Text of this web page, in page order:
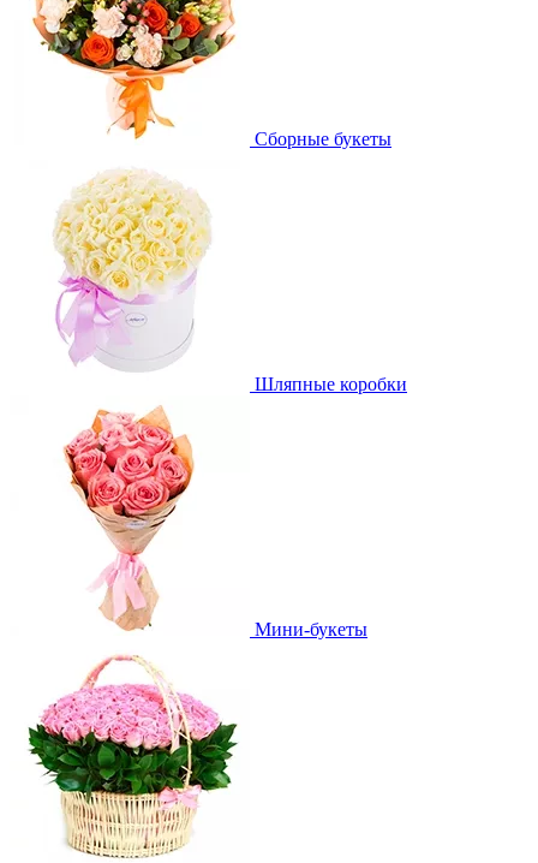
Сборные букеты
Шляпные коробки
Мини-букеты